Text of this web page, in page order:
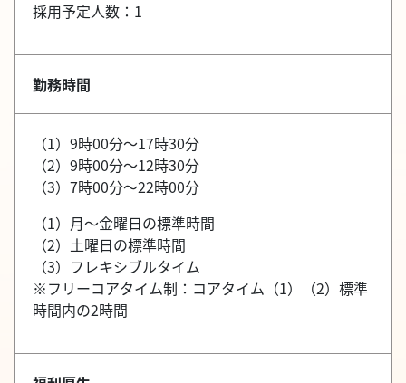
採用予定人数：1
勤務時間
（1）9時00分～17時30分
（2）9時00分～12時30分
（3）7時00分～22時00分
（1）月～金曜日の標準時間
（2）土曜日の標準時間
（3）フレキシブルタイム
※フリーコアタイム制：コアタイム（1）（2）標準
時間内の2時間